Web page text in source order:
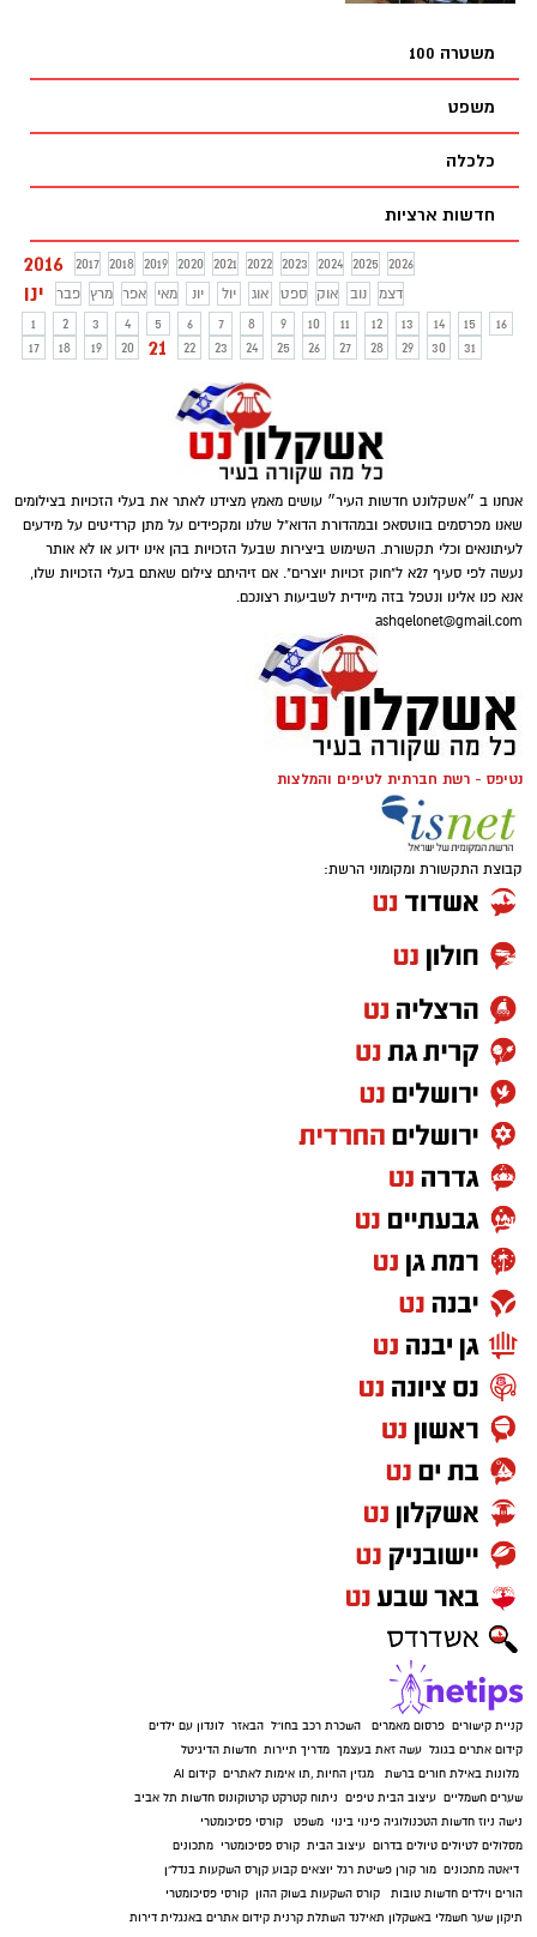
משטרה 100
משפט
כלכלה
חדשות ארציות
2016 2017 2018 2019 2020 2021 2022 2023 2024 2025 2026
ינו פבר מרץ אפר מאי יונ יול אוג ספט אוק נוב
דצמ
1
2 3 4 5 6 7 8 9 10 11 12 13 14 15
16
17
18 19 20 21 22 23 24 25 26 27 28 29 30 31
אנחנו ב ״אשקלונט חדשות העיר״ עושים מאמץ מצידנו לאתר את בעלי הזכויות בצילומים
שאנו מפרסמים בווטסאפ ובמהדורת הדוא"ל שלנו ומקפידים על מתן קרדיטים על מידעים
לעיתונאים וכלי תקשורת. השימוש ביצירות שבעל הזכויות בהן אינו ידוע או לא אותר
נעשה לפי סעיף 27א ל"חוק זכויות יוצרים". אם זיהיתם צילום שאתם בעלי הזכויות שלו,
אנא פנו אלינו ונטפל בזה מיידית לשביעות רצונכם.
ashqelonet@gmail.com
נטיפס - רשת חברתית לטיפים והמלצות
קבוצת התקשורת ומקומוני הרשת:
קניית קישורים פרסום מאמרים השכרת רכב בחו"ל הבאזר לונדון עם ילדים
קידום אתרים בגוגל עשה זאת בעצמך מדריך תיירות חדשות הדיגיטל
מלונות באילת חורים ברשת מגזין החיות ,תו אימות לאתרים קידום AI
שערים חשמליים עיצוב הבית טיפים ניתוח קטרקט קרטוקונוס חדשות תל אביב
נישה ניוז חדשות הטכנולוגיה פינוי בינוי משפט
קורסי פסיכומטרי
מסלולים לטיולים טיולים בדרום עיצוב הבית קורס פסיכומטרי מתכונים
דיאטה מתכונים מור קורן פשיטת רגל יוצאים קבוע קןרס השקעות בנדל"ן
הורים וילדים חדשות טובות קורס השקעות בשוק ההון קורסי פסיכומטרי
תיקון שער חשמלי באשקלון תאילנד השתלת קרנית קידום אתרים באנגלית דירות